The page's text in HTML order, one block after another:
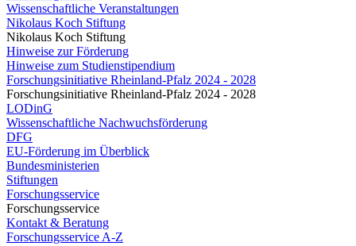
Wissenschaftliche Veranstaltungen
Nikolaus Koch Stiftung
Nikolaus Koch Stiftung
Hinweise zur Förderung
Hinweise zum Studienstipendium
Forschungsinitiative Rheinland-Pfalz 2024 - 2028
Forschungsinitiative Rheinland-Pfalz 2024 - 2028
LODinG
Wissenschaftliche Nachwuchsförderung
DFG
EU-Förderung im Überblick
Bundesministerien
Stiftungen
Forschungsservice
Forschungsservice
Kontakt & Beratung
Forschungsservice A-Z